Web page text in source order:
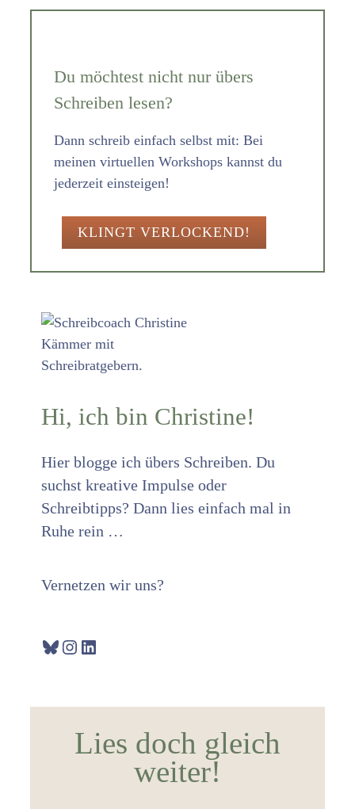
Du möchtest nicht nur übers
Schreiben lesen?
Dann schreib einfach selbst mit: Bei
meinen virtuellen Workshops kannst du
jederzeit einsteigen!
KLINGT VERLOCKEND!
Hi, ich bin Christine!
Hier blogge ich übers Schreiben. Du
suchst kreative Impulse oder
Schreibtipps? Dann lies einfach mal in
Ruhe rein …
Vernetzen wir uns?
Bluesky
Instagram
LinkedIn
Lies doch gleich
weiter!